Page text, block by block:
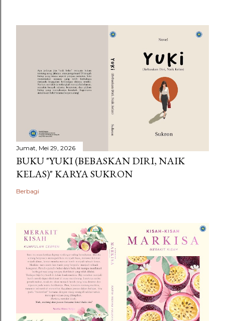
Jumat, Mei 29, 2026
BUKU "YUKI (BEBASKAN DIRI, NAIK
KELAS)" KARYA SUKRON
Berbagi